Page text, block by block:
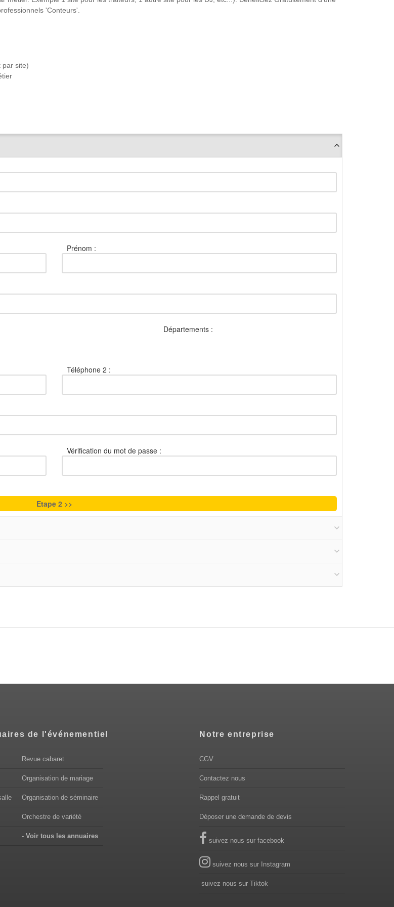
'Conteurs'.
par site)
Prénom :
Départements :
Téléphone 2 :
Vérification du mot de passe :
de l'événementiel
Revue cabaret
Organisation de mariage
Organisation de séminaire
Orchestre de variété
- Voir tous les annuaires
Notre entreprise
CGV
Contactez nous
Rappel gratuit
Déposer une demande de devis
suivez nous sur facebook
suivez nous sur Instagram
suivez nous sur Tiktok